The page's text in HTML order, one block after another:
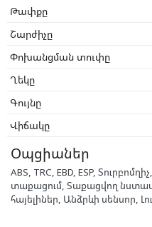
Թափքը
Շարժիչը
Փոխանցման տուփը
Ղեկը
Գույնը
Վիճակը
Օպցիաներ
ABS, TRC, EBD, ESP,
տաքացում, Տաքացվող
հայելիներ, Անձրևի սենսոր,